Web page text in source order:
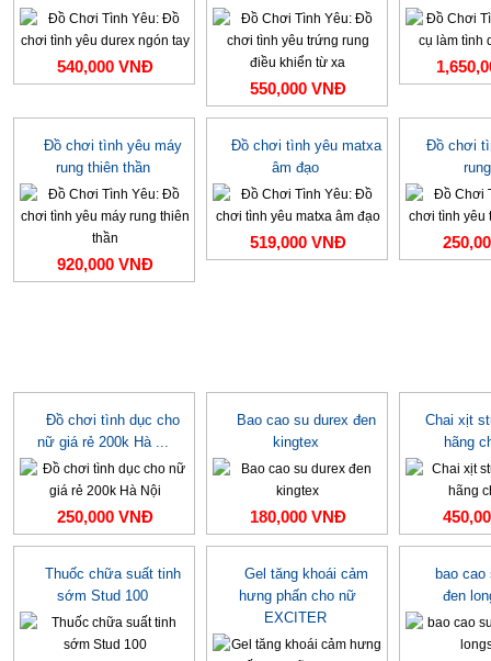
540,000 VNĐ
550,000 VNĐ
Đồ chơi tình yêu máy
rung thiên thần
920,000 VNĐ
Đồ chơi tình yêu matxa
âm đạo
519,000 VNĐ
Đồ chơi
Đồ chơi tình dục cho
nữ giá rẻ 200k Hà ...
250,000 VNĐ
Bao cao su durex đen
kingtex
180,000 VNĐ
Chai xịt
hãng
Thuốc chữa suất tinh
sớm Stud 100
Gel tăng khoái cảm
hưng phấn cho nữ
EXCITER
bao
đen